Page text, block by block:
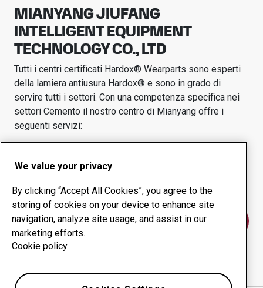
MIANYANG JIUFANG
INTELLIGENT EQUIPMENT
TECHNOLOGY CO., LTD
Tutti i centri certificati Hardox® Wearparts sono esperti
della lamiera antiusura Hardox® e sono in grado di
servire tutti i settori. Con una competenza specifica nei
settori Cemento il nostro centro di Mianyang offre i
seguenti servizi:
Gestione della
produttività
Contattaci
We value your privacy
By clicking “Accept All Cookies”, you agree to the
storing of cookies on your device to enhance site
navigation, analyze site usage, and assist in our
marketing efforts.
Cookie policy